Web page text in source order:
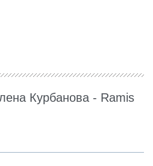
Курбанова - Ramis